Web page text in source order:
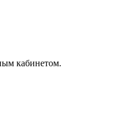
кабинетом.